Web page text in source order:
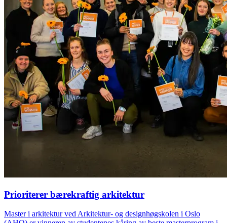
Prioriterer bærekraftig arkitektur
Master i arkitektur ved Arkitektur- og designhøgskolen i Oslo